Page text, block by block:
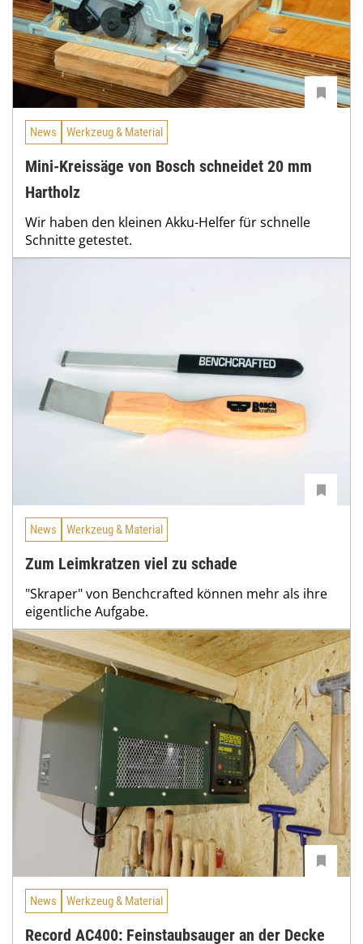
News Werkzeug & Material
Mini-Kreissäge von Bosch schneidet 20 mm
Hartholz
Wir haben den kleinen Akku-Helfer für schnelle
Schnitte getestet.
News Werkzeug & Material
Zum Leimkratzen viel zu schade
"Skraper" von Benchcrafted können mehr als ihre
eigentliche Aufgabe.
News Werkzeug & Material
Record AC400: Feinstaubsauger an der Decke